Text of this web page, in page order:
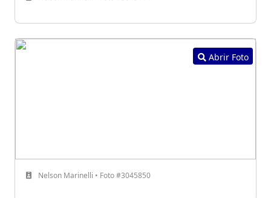
Abrir Foto
Nelson Marinelli • Foto #3045850